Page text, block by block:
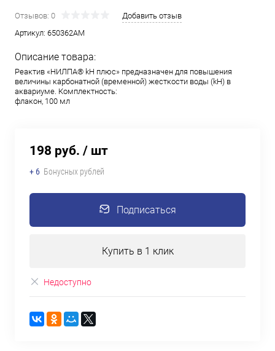
Отзывов: 0
Добавить отзыв
Артикул: 650362АМ
Описание товара:
Реактив «НИЛПА® kH плюс» предназначен для повышения
величины карбонатной (временной) жесткости воды (kH) в
аквариуме. Комплектность:
флакон, 100 мл
198 руб. / шт
+ 6 Бонусных рублей
Подписаться
Купить в 1 клик
Недоступно